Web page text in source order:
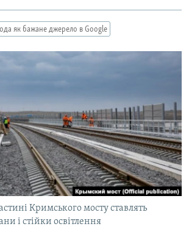
як бажане джерело в Google
Кримського мосту ставлять
і стійки освітлення